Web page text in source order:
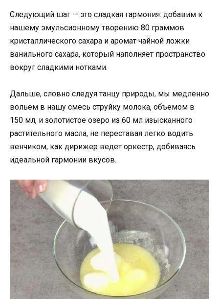
Следующий шаг — это сладкая гармония: добавим к
нашему эмульсионному творению 80 граммов
кристаллического сахара и аромат чайной ложки
ванильного сахара, который наполняет пространство
вокруг сладкими нотками.
Дальше, словно следуя танцу природы, мы медленно
вольем в нашу смесь струйку молока, объемом в
150 мл, и золотистое озеро из 60 мл изысканного
растительного масла, не переставая легко водить
венчиком, как дирижер ведет оркестр, добиваясь
идеальной гармонии вкусов.